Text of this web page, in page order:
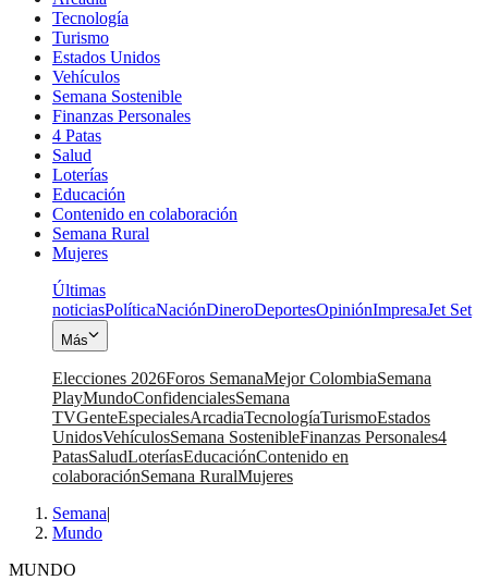
Tecnología
Turismo
Estados Unidos
Vehículos
Semana Sostenible
Finanzas Personales
4 Patas
Salud
Loterías
Educación
Contenido en colaboración
Semana Rural
Mujeres
Últimas
noticiasPolíticaNaciónDineroDeportesOpiniónImpresaJet Set
Más
Elecciones 2026Foros SemanaMejor ColombiaSemana
PlayMundoConfidencialesSemana
TVGenteEspecialesArcadiaTecnologíaTurismoEstados
UnidosVehículosSemana SostenibleFinanzas Personales4
PatasSaludLoteríasEducaciónContenido en
colaboraciónSemana RuralMujeres
Semana|
Mundo
MUNDO